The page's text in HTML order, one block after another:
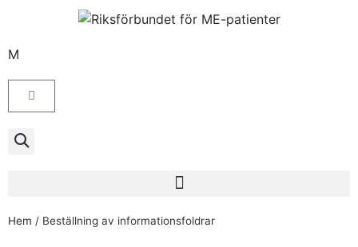
M
Hem / Beställning av informationsfoldrar